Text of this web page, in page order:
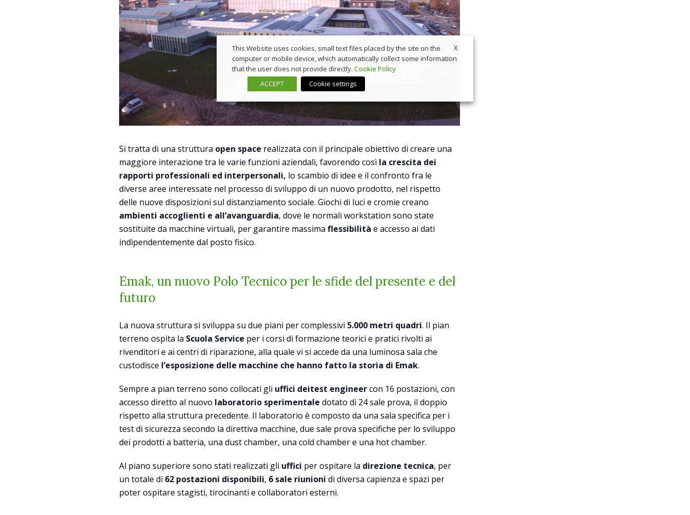
Si tratta di una struttura open space realizzata con il principale obiettivo di creare una
maggiore interazione tra le varie funzioni aziendali, favorendo così la crescita dei
rapporti professionali ed interpersonali, lo scambio di idee e il confronto fra le
diverse aree interessate nel processo di sviluppo di un nuovo prodotto, nel rispetto
delle nuove disposizioni sul distanziamento sociale. Giochi di luci e cromie creano
ambienti accoglienti e all’avanguardia, dove le normali workstation sono state
sostituite da macchine virtuali, per garantire massima flessibilità e accesso ai dati
indipendentemente dal posto fisico.
Emak, un nuovo Polo Tecnico per le sfide del presente e del
futuro
La nuova struttura si sviluppa su due piani per complessivi 5.000 metri quadri. Il pian
terreno ospita la Scuola Service per i corsi di formazione teorici e pratici rivolti ai
rivenditori e ai centri di riparazione, alla quale vi si accede da una luminosa sala che
custodisce l’esposizione delle macchine che hanno fatto la storia di Emak.
Sempre a pian terreno sono collocati gli uffici deitest engineercon 16 postazioni, con
accesso diretto al nuovo laboratorio sperimentale dotato di 24 sale prova, il doppio
rispetto alla struttura precedente. Il laboratorio è composto da una sala specifica per i
test di sicurezza secondo la direttiva macchine, due sale prova specifiche per lo sviluppo
dei prodotti a batteria, una dust chamber, una cold chamber e una hot chamber.
Al piano superiore sono stati realizzati gli uffici per ospitare la direzione tecnica, per
un totale di 62 postazioni disponibili, 6 sale riunioni di diversa capienza e spazi per
poter ospitare stagisti, tirocinanti e collaboratori esterni.
X
This Website uses cookies, small text files placed by the site on the
computer or mobile device, which automatically collect some information
that the user does not provide directly. Cookie Policy
ACCEPT
Cookie settings